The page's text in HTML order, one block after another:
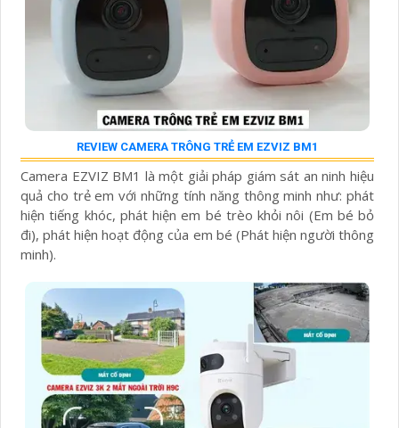
REVIEW CAMERA TRÔNG TRẺ EM EZVIZ BM1
Camera EZVIZ BM1 là một giải pháp giám sát an ninh hiệu
quả cho trẻ em với những tính năng thông minh như: phát
hiện tiếng khóc, phát hiện em bé trèo khỏi nôi (Em bé bỏ
đi), phát hiện hoạt động của em bé (Phát hiện người thông
minh).